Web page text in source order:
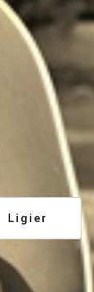
Ligier